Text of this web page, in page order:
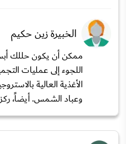
الخبيرة زين حكيم
ممكن أن يكون حللك
اللجوء إلى عمليات
الأغذية العالية
وعباد الشمس. أيضاً،